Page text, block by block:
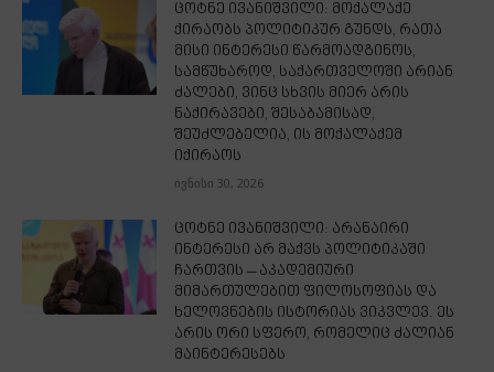
ცოტნე ივანიშვილი: მოქალაქე
ქირაობს პოლიტიკურ გუნდს, რათა
მისი ინტერესი წარმოადგინოს,
სამწუხაროდ, საქართველოში არიან
ძალები, ვინც სხვის მიერ არის
ნაქირავები, შესაბამისად,
შეუძლებელია, ის მოქალაქემ
იქირაოს
ივნისი 30, 2026
ცოტნე ივანიშვილი: არანაირი
ინტერესი არ მაქვს პოლიტიკაში
ჩართვის – აკადემიური
მიმართულებით ფილოსოფიას და
ხელოვნების ისტორიას ვიკვლევ. ეს
არის ორი სფერო, რომელიც ძალიან
მაინტერესებს